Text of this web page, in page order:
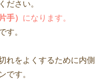
ださい。
手） になります。
す。
れをよくするために内側
です。